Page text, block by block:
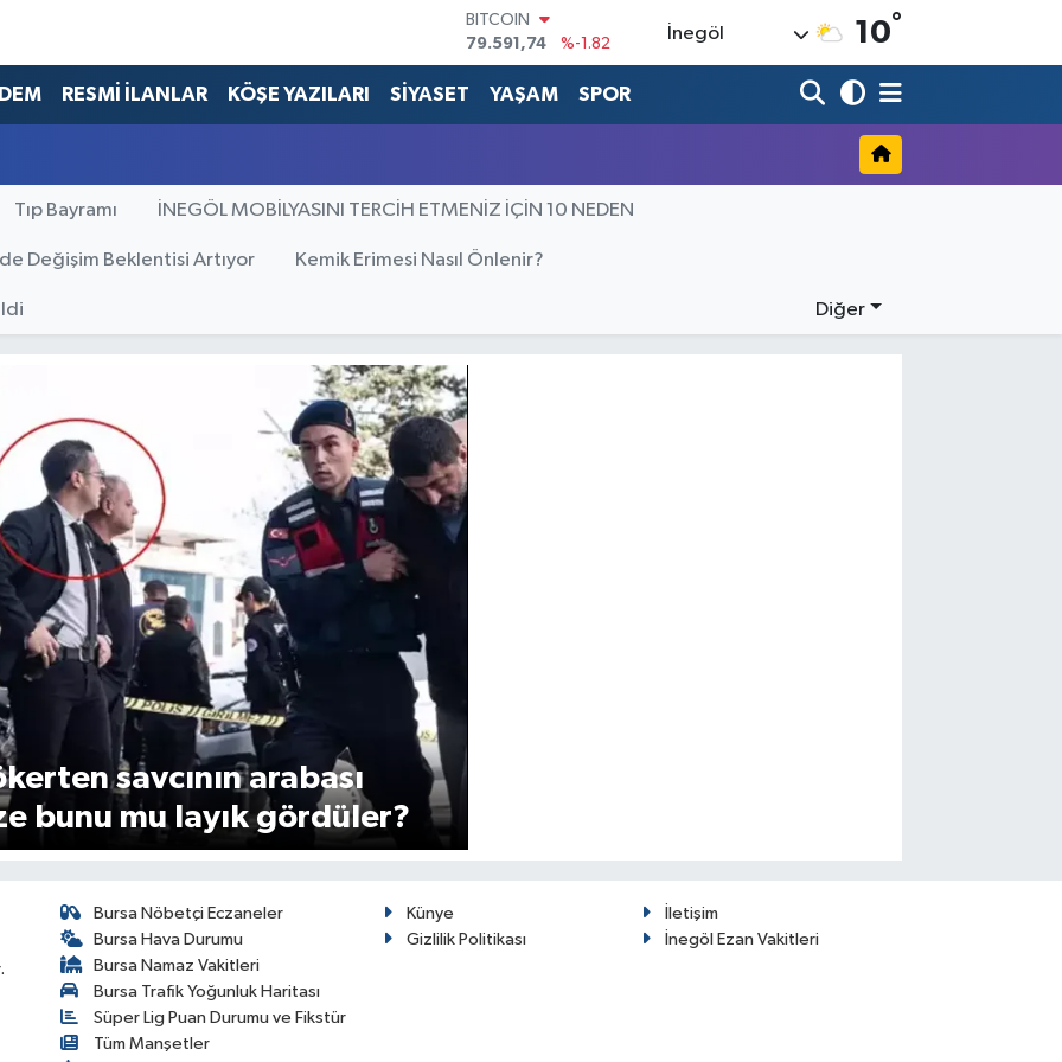
BITCOIN
79.591,74
%-1.82
DOLAR
45,43620
%0.02
61,60380
%0.18
G.ALTIN
BİST100
İnegöl 10°
RESMİ İLANLAR KÖŞE YAZILARI SİYASET YAŞAM SPOR
Tıp Bayramı İNEGÖL MOBİLYASINI TERCİH ETMENİZ İÇİN 10 NEDEN
Değişim Beklentisi Artıyor Kemik Erimesi Nasıl Önlenir?
Diğer
savcının arabası
bunu mu layık gördüler?
Bursa Nöbetçi Eczaneler
Bursa Hava Durumu
Bursa Namaz Vakitleri
Bursa Trafik Yoğunluk Haritası
Süper Lig Puan Durumu ve Fikstür
Tüm Manşetler
Künye
İletişim
Gizlilik Politikası
İnegöl Ezan Vakitleri